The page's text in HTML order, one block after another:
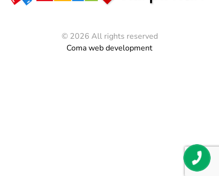
© 2026 All rights reserved
Coma web development